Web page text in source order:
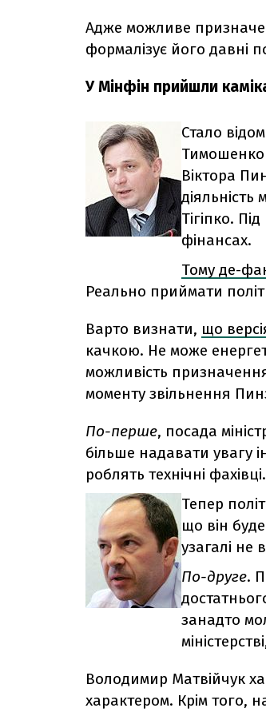
Адже можливе
формалізує його давні
У Мінфін прийшли
Стало
Тимошенко
Віктора
Тігіпко.
фінансах.
Тому де-
Реально приймати
Варто визнати, що
качкою. Не може
можливість
моменту звільнення
По-перше, посада
більше надавати увагу
роблять технічні фахівці.
Тепер
що він
узагалі не
По-друге.
занадто
Володимир Матвійчук
характером. Крім того,